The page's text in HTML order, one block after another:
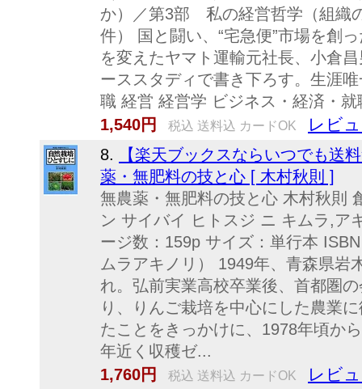
か）／第3部 私の経営哲学（組織
件） 国と闘い、“宅急便”市場を創
を変えたヤマト運輸元社長、小倉
ーススタディで書き下ろす。生涯
職 経営 経営学 ビジネス・経済・
1,540円
税込 送料込 カードOK レビ
8.
【楽天ブックスならいつでも送
薬・無肥料の技と心 [ 木村秋則 ]
無農薬・無肥料の技と心 木村秋則
ン サイバイ ヒトスジ ニ キムラ,ア
ージ数：159p サイズ：単行本
ムラアキノリ） 1949年、青森県岩
れ。弘前実業高校卒業後、首都圏
り、りんご栽培を中心にした農業
たことをきっかけに、1978年頃か
年近く収穫ゼ...
1,760円
税込 送料込 カードOK レビ